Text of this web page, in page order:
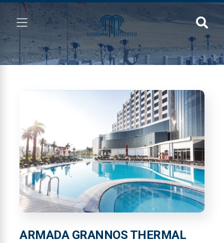
ARMADA GRANNOS THERMAL